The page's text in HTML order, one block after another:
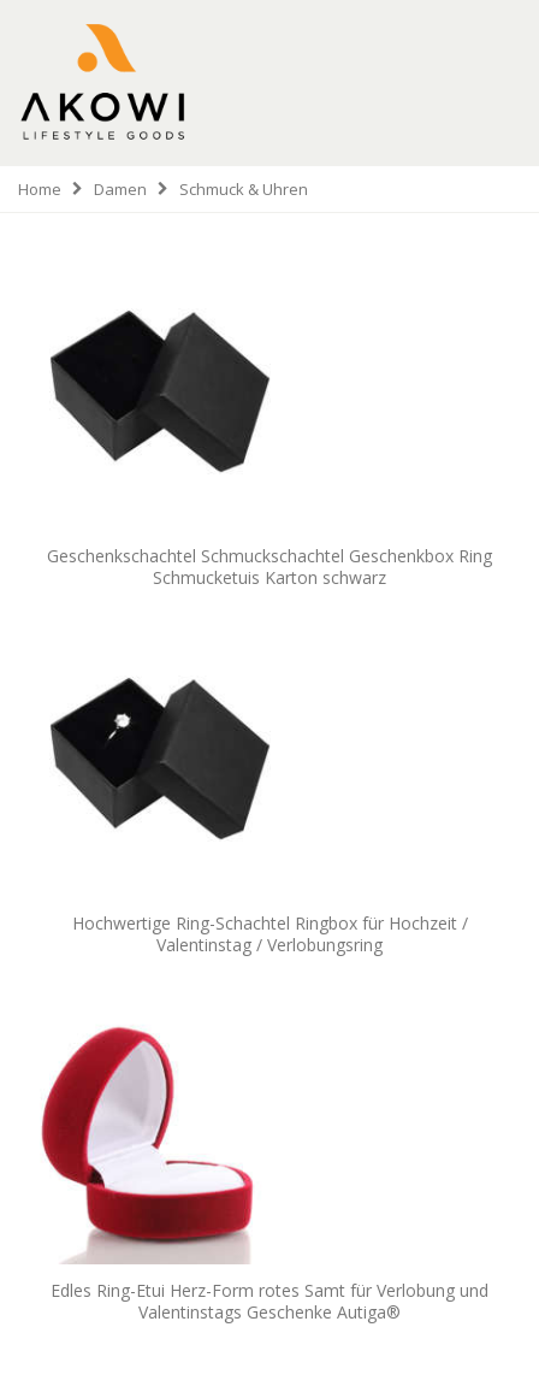
Home Damen Schmuck & Uhren
Geschenkschachtel Schmuckschachtel Geschenkbox Ring
Schmucketuis Karton schwarz
Hochwertige Ring-Schachtel Ringbox für Hochzeit /
Valentinstag / Verlobungsring
Edles Ring-Etui Herz-Form rotes Samt für Verlobung und
Valentinstags Geschenke Autiga®